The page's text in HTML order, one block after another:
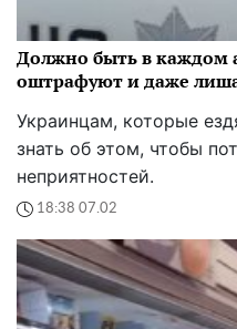
Должно быть в каждом
оштрафуют и даже
Украинцам, которые
знать об этом, чтобы
неприятностей.
18:38 07.02